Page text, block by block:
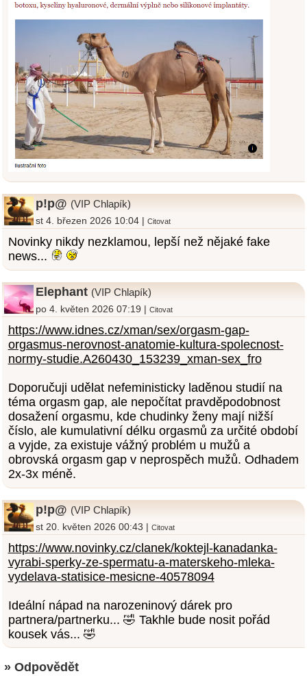
p!p@ (VIP Chlapík)
st 4. březen 2026 10:04 |Citovat
Novinky nikdy nezklamou, lepší než nějaké fake
news...
Elephant (VIP Chlapík)
po 4. květen 2026 07:19 |Citovat
https://www.idnes.cz/xman/sex/orgasm-gap-
orgasmus-nerovnost-anatomie-kultura-spolecnost-
normy-studie.A260430_153239_xman-sex_fro
Doporučuji udělat nefeministicky laděnou studií na
téma orgasm gap, ale nepočítat pravděpodobnost
dosažení orgasmu, kde chudinky ženy mají nižší
číslo, ale kumulativní délku orgasmů za určité období
a vyjde, za existuje vážný problém u mužů a
obrovská orgasm gap v neprospěch mužů. Odhadem
2x-3x méně.
p!p@ (VIP Chlapík)
st 20. květen 2026 00:43 |Citovat
https://www.novinky.cz/clanek/koktejl-kanadanka-
vyrabi-sperky-ze-spermatu-a-materskeho-mleka-
vydelava-statisice-mesicne-40578094
Ideální nápad na narozeninový dárek pro
partnera/partnerku... 🤣 Takhle bude nosit pořád
kousek vás... 🤣
» Odpovědět